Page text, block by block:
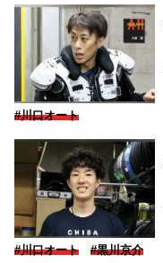
#川口オート
#川口オート #黒川京介